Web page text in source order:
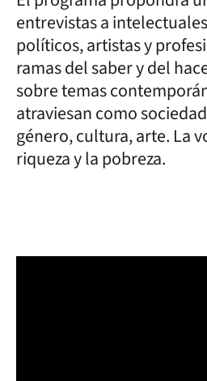
entrevistas a
políticos, artistas y
ramas del saber y del
sobre temas
atraviesan como
género, cultura, arte. La
riqueza y la pobreza.